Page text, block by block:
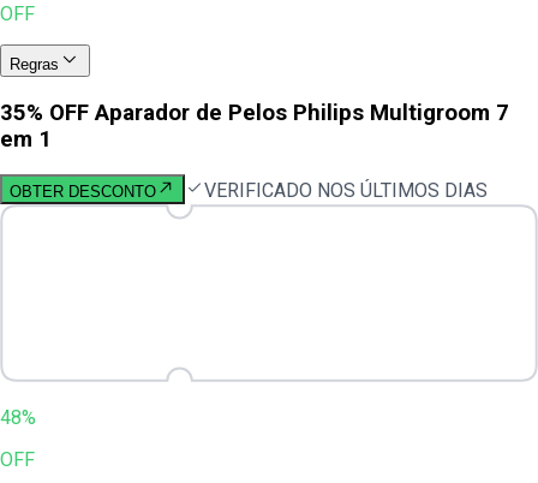
OFF
Regras
35% OFF Aparador de Pelos Philips Multigroom 7
em 1
OBTER DESCONTO VERIFICADO NOS ÚLTIMOS DIAS
48%
OFF